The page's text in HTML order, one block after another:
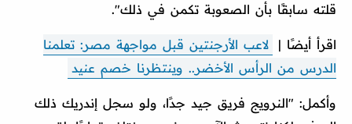
قلته سابقًا بأن الصعوبة تكمن في ذلك".
اقرأ أيضًا |
لاعب الأرجنتين قبل مواجهة مصر: تعلمنا
الدرس من الرأس الأخضر.. وينتظرنا خصم عنيد
وأكمل: "النرويج فريق جيد جدًا، ولو سجل إندريك ذلك